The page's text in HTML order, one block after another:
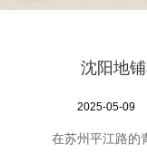
沈阳地
2025-05-09
在苏州平江路的